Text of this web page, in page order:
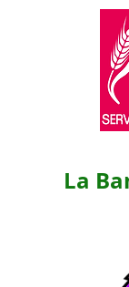
La